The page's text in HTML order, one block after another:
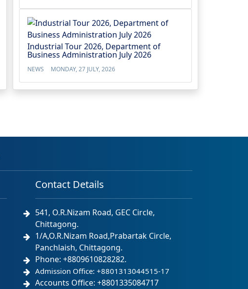
Industrial Tour 2026, Department of
Business Administration July 2026
NEWS MONDAY, 27 JULY, 2026
Contact Details
541, O.R.Nizam Road, GEC Circle,
Chittagong.
1/A,O.R.Nizam Road,Prabartak Circle,
Panchlaish, Chittagong.
Phone: +8809610828282.
Admission Office: +8801313044515-17
Accounts Office: +8801335084717